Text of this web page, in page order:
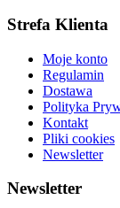
Strefa Klienta
Moje konto
Regulamin
Dostawa
Polityka
Kontakt
Pliki cookies
Newsletter
Newsletter